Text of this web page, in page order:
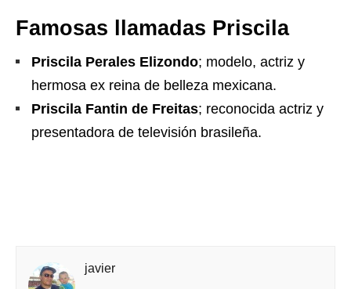
Famosas llamadas Priscila
Priscila Perales Elizondo; modelo, actriz y
hermosa ex reina de belleza mexicana.
Priscila Fantin de Freitas; reconocida actriz y
presentadora de televisión brasileña.
javier